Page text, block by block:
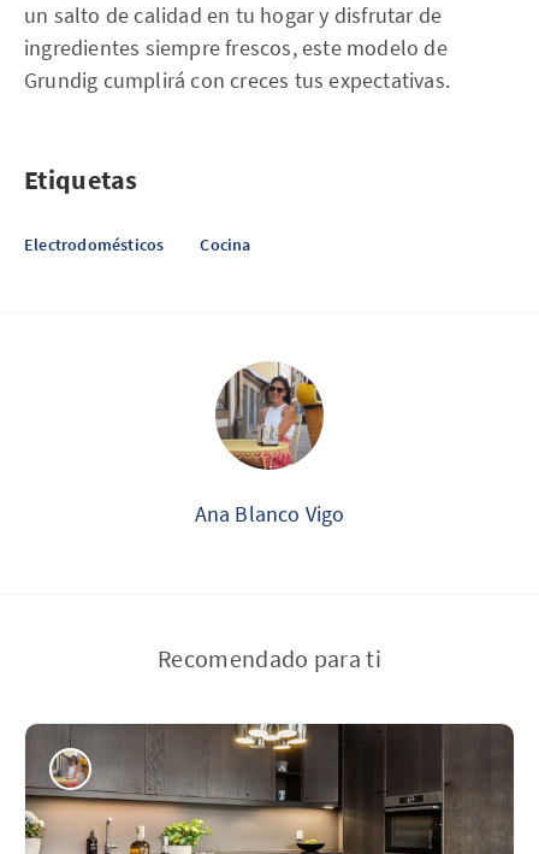
un salto de calidad en tu hogar y disfrutar de
ingredientes siempre frescos, este modelo de
Grundig cumplirá con creces tus expectativas.
Etiquetas
Electrodomésticos Cocina
Ana Blanco Vigo
Recomendado para ti